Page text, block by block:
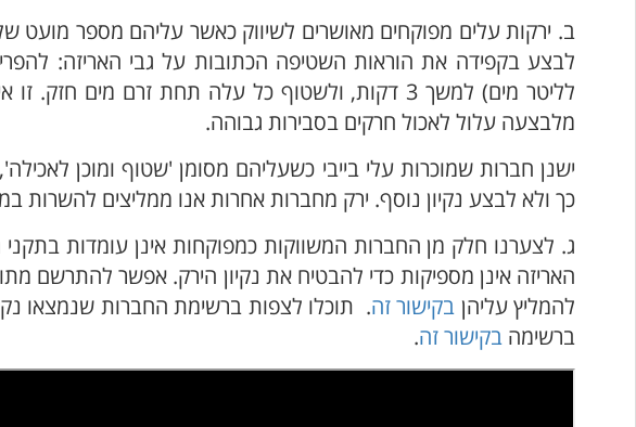
ב. ירקות עלים מפוקחים מאושרים לשיווק כאשר עליהם מספר
לבצע בקפידה את הוראות השטיפה הכתובות על גבי האריזה:
לליטר מים) למשך 3 דקות, ולשטוף כל עלה תחת זרם
מלבצעה עלול לאכול חרקים בסבירות גבוהה.
ישנן חברות שמוכרות עלי בייבי כשעליהם מסומן 'שטוף ומוכן לאכילה',
כך ולא לבצע נקיון נוסף. ירק מחברות אחרות אנו ממליצים להשרות
ג. לצערנו חלק מן החברות המשווקות כמפוקחות אינן עומדות
האריזה אינן מספיקות כדי להבטיח את נקיון הירק. אפשר להתרשם
להמליץ עליהן בקישור זה. תוכלו לצפות ברשימת החברות שנמצאו
ברשימה בקישור זה.